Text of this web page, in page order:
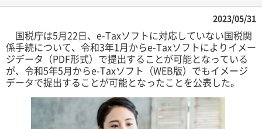
2023/05/31
国税庁は5月22日、e-Taxソフトに対応していない国税関
係手続について、令和3年1月からe-Taxソフトによりイメー
ジデータ（PDF形式）で提出することが可能となっている
が、令和5年5月からe-Taxソフト（WEB版）でもイメージ
データで提出することが可能となったことを公表した。